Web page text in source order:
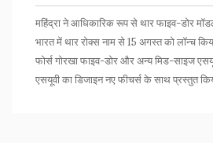
महिंद्रा ने आधिकारिक रूप से थार फाइव-डोर
भारत में थार रोक्स नाम से 15 अगस्त को लॉन्च
फोर्स गोरखा फाइव-डोर और अन्य मिड-साइज
एसयूवी का डिजाइन नए फीचर्स के साथ प्रस्तुत